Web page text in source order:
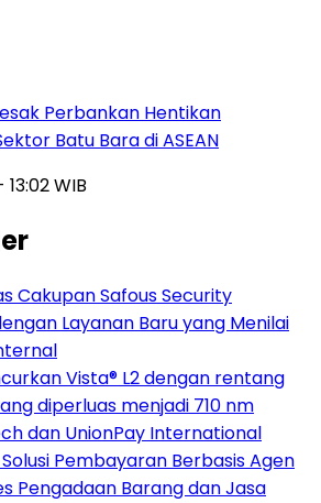
Perbankan Hentikan
Batu Bara di ASEAN
WIB
Cakupan Safous Security
Layanan Baru yang Menilai
Vista® L2 dengan rentang
diperluas menjadi 710 nm
dan UnionPay International
Pembayaran Berbasis Agen
Pengadaan Barang dan Jasa